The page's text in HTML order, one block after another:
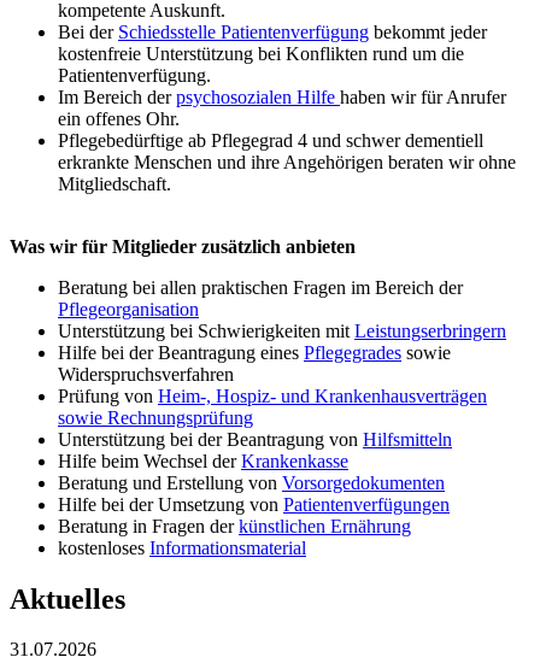
kompetente Auskunft.
Bei der Schiedsstelle Patientenverfügung bekommt jeder
kostenfreie Unterstützung bei Konflikten rund um die
Patientenverfügung.
Im Bereich derpsychosozialen Hilfe haben wir für Anrufer
ein offenes Ohr.
Pflegebedürftige ab Pflegegrad 4 und schwer dementiell
erkrankte Menschen und ihre Angehörigen beraten wir ohne
Mitgliedschaft.
Was wir für Mitglieder zusätzlich anbieten
Beratung bei allen praktischen Fragen im Bereich der
Pflegeorganisation
Unterstützung bei Schwierigkeiten mit Leistungserbringern
Hilfe bei der Beantragung eines Pflegegrades sowie
Widerspruchsverfahren
Prüfung von Heim-, Hospiz- und Krankenhausverträgen
sowie Rechnungsprüfung
Unterstützung bei der Beantragung von Hilfsmitteln
Hilfe beim Wechsel derKrankenkasse
Beratung und Erstellung von Vorsorgedokumenten
Hilfe bei der Umsetzung von Patientenverfügungen
Beratung in Fragen derkünstlichen Ernährung
kostenloses Informationsmaterial
Aktuelles
31.07.2026